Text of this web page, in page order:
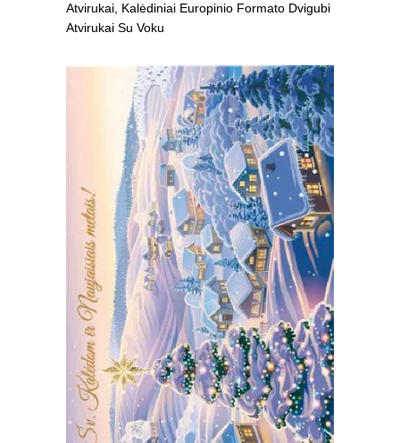
Atvirukai Kalėdiniai Europinio Formato Dvigubi
Atvirukai Su Voku